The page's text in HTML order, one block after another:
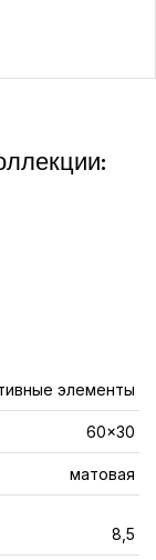
элементы
60x30
матовая
8,5